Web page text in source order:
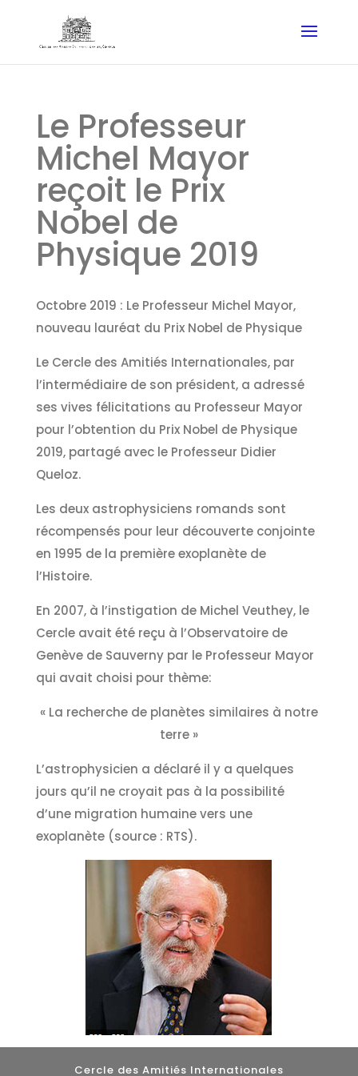
Le Professeur
Michel Mayor
reçoit le Prix
Nobel de
Physique 2019
Octobre 2019 : Le Professeur Michel Mayor,
nouveau lauréat du Prix Nobel de Physique
Le Cercle des Amitiés Internationales, par
l’intermédiaire de son président, a adressé
ses vives félicitations au Professeur Mayor
pour l’obtention du Prix Nobel de Physique
2019, partagé avec le Professeur Didier
Queloz.
Les deux astrophysiciens romands sont
récompensés pour leur découverte conjointe
en 1995 de la première exoplanète de
l’Histoire.
En 2007, à l’instigation de Michel Veuthey, le
Cercle avait été reçu à l’Observatoire de
Genève de Sauverny par le Professeur Mayor
qui avait choisi pour thème:
« La recherche de planètes similaires à notre
terre »
L’astrophysicien a déclaré il y a quelques
jours qu’il ne croyait pas à la possibilité
d’une migration humaine vers une
exoplanète (source : RTS).
Cercle des Amitiés Internationales